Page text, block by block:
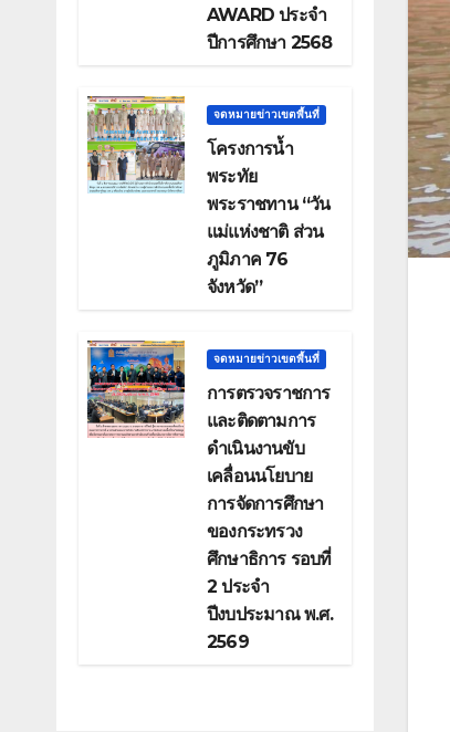
AWARD ประจำ
ปีการศึกษา 2568
จดหมายข่าวเขตพื้นที่
โครงการน้ำ
พระทัย
พระราชทาน “วัน
แม่แห่งชาติ ส่วน
ภูมิภาค 76
จังหวัด”
จดหมายข่าวเขตพื้นที่
การตรวจราชการ
และติดตามการ
ดำเนินงานขับ
เคลื่อนนโยบาย
การจัดการศึกษา
ของกระทรวง
ศึกษาธิการ รอบที่
2 ประจำ
ปีงบประมาณ พ.ศ.
2569